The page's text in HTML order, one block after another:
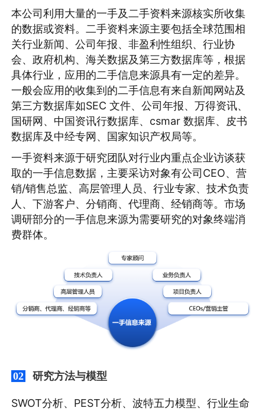
本公司利用大量的一手及二手资料来源核实所收集
的数据或资料。二手资料来源主要包括全球范围相
关行业新闻、公司年报、非盈利性组织、行业协
会、政府机构、海关数据及第三方数据库等，根据
具体行业，应用的二手信息来源具有一定的差异。
一般会应用的收集到的二手信息有来自新闻网站及
第三方数据库如SEC 文件、公司年报、万得资讯、
国研网、中国资讯行数据库、csmar 数据库、皮书
数据库及中经专网、国家知识产权局等。
一手资料来源于研究团队对行业内重点企业访谈获
取的一手信息数据，主要采访对象有公司CEO、营
销/销售总监、高层管理人员、行业专家、技术负责
人、下游客户、分销商、代理商、经销商等。市场
调研部分的一手信息来源为需要研究的对象终端消
费群体。
02 研究方法与模型
SWOT分析、PEST分析、波特五力模型、行业生命